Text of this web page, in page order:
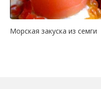
Морская закуска из семги